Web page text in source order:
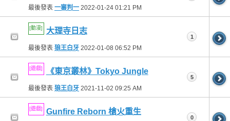
最後發表 一審判一 2022-01-24 01:21 PM
[動漫] 大理寺日志
最後發表 狼王白牙 2022-01-08 06:52 PM
1
[遊戲] 《東京叢林》Tokyo Jungle
最後發表 狼王白牙 2021-11-02 09:25 AM
5
[遊戲] Gunfire Reborn 槍火重生
0